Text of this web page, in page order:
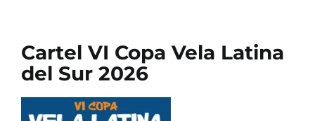
TURISMO
CONTACTO
Cartel VI Copa Vela Latina
del Sur 2026